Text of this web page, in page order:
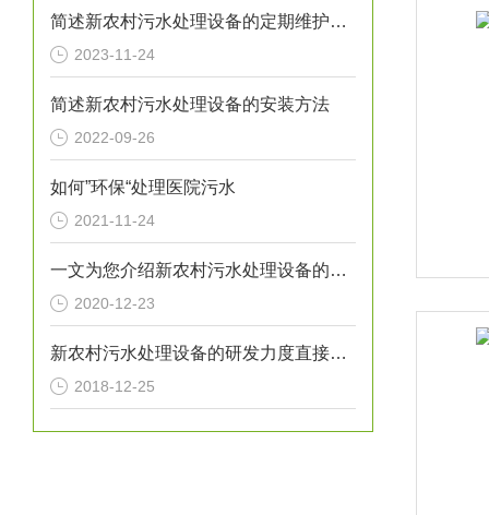
简述新农村污水处理设备的定期维护保养方法
2023-11-24
简述新农村污水处理设备的安装方法
2022-09-26
如何”环保“处理医院污水
2021-11-24
一文为您介绍新农村污水处理设备的具体操作过程
2020-12-23
新农村污水处理设备的研发力度直接关系到未来环境
2018-12-25